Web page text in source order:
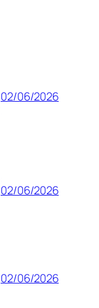
02/06/2026
02/06/2026
02/06/2026